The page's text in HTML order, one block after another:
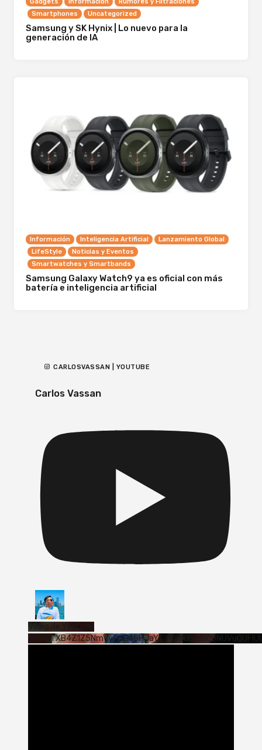
Smartphones
Uncategorized
Samsung y SK Hynix | Lo nuevo para la
generación de IA
Información Inteligencia Artificial
Lanzamiento Global
LifeStyle
Noticias y Eventos
Smartwatches y Smartbands
Samsung Galaxy Watch9 ya es oficial con más
batería e inteligencia artificial
CARLOSVASSAN | YOUTUBE
Carlos Vassan
Vídeo de YouTube